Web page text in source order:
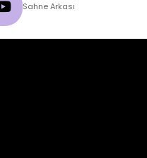
Sahne Arkası